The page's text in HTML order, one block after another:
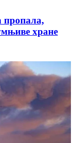
пропала,
хране